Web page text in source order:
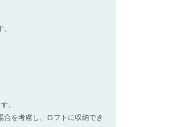
。
を考慮し、ロフトに収納でき